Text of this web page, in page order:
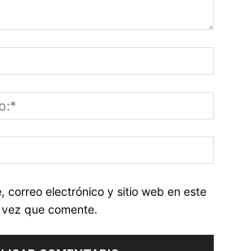
correo electrónico y sitio web en este
que comente.